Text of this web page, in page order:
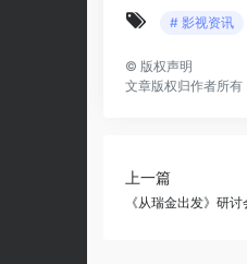
# 影视资讯
© 版权声明
文章版权归作者所有
上一篇
《从瑞金出发》研